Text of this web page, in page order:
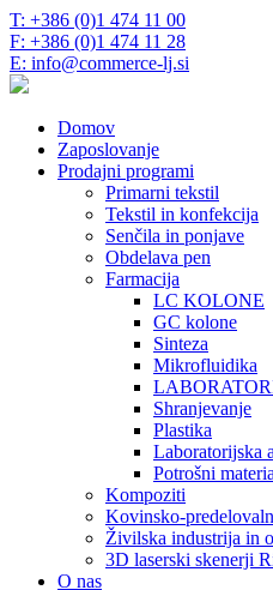
T: +386 (0)1 474 11 00
F: +386 (0)1 474 11 28
E: info@commerce-lj.si
Domov
Zaposlovanje
Prodajni programi
Primarni tekstil
Tekstil in konfekcija
Senčila in ponjave
Obdelava pen
Farmacija
LC KOLONE
GC kolone
Sinteza
Mikrofluidika
Shranjevanje
Plastika
Laboratorijska
Potrošni
Kompoziti
Kovinsko-
Živilska industrija in
3D laserski skenerji
O nas